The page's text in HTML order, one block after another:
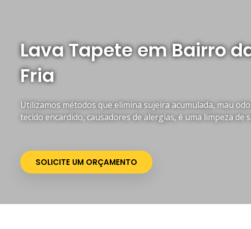
Lava Tapete em Bairro
Fria
Utilizamos métodos que elimina sujeira acumulada, mau
tecido encardido, causadores de alergias, é uma limpeza de
SOLICITE UM ORÇAMENTO